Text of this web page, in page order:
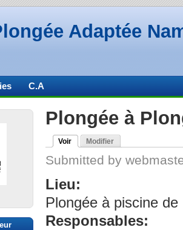
Adaptée
Plongée à
Voir Modifier
Submitted by
Lieu:
Plongée à piscine
Responsables:
C.A